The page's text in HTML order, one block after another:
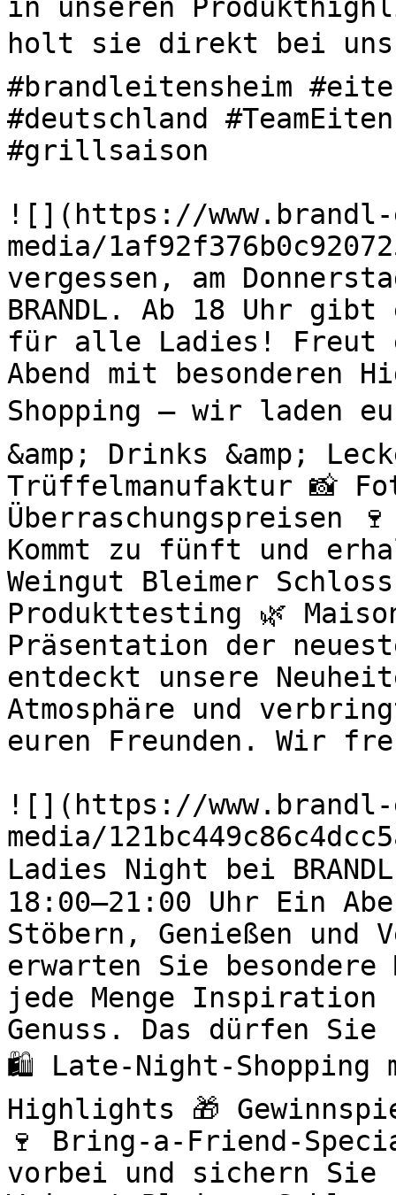
in unseren
holt sie direkt bei uns
#brandleitensheim
#deutschland
#grillsaison
![](https://
media/
vergessen, am
BRANDL. Ab 18 Uhr
für alle Ladies! Freut
Abend mit besonderen
Shopping – wir laden
&amp; Drinks &amp;
Trüffelmanufaktur 📸
Überraschungspreisen
Kommt zu fünft und
Weingut Bleimer
Produkttesting 🌿
Präsentation der
entdeckt unsere
Atmosphäre und
euren Freunden. Wir
![](https://
media/
Ladies Night bei
18:00–21:00 Uhr Ein
Stöbern, Genießen und
erwarten Sie besondere
jede Menge
Genuss. Das dürfen
🛍️ Late-Night-
Highlights 🎁
🍷 Bring-a-Friend-
vorbei und sichern Sie